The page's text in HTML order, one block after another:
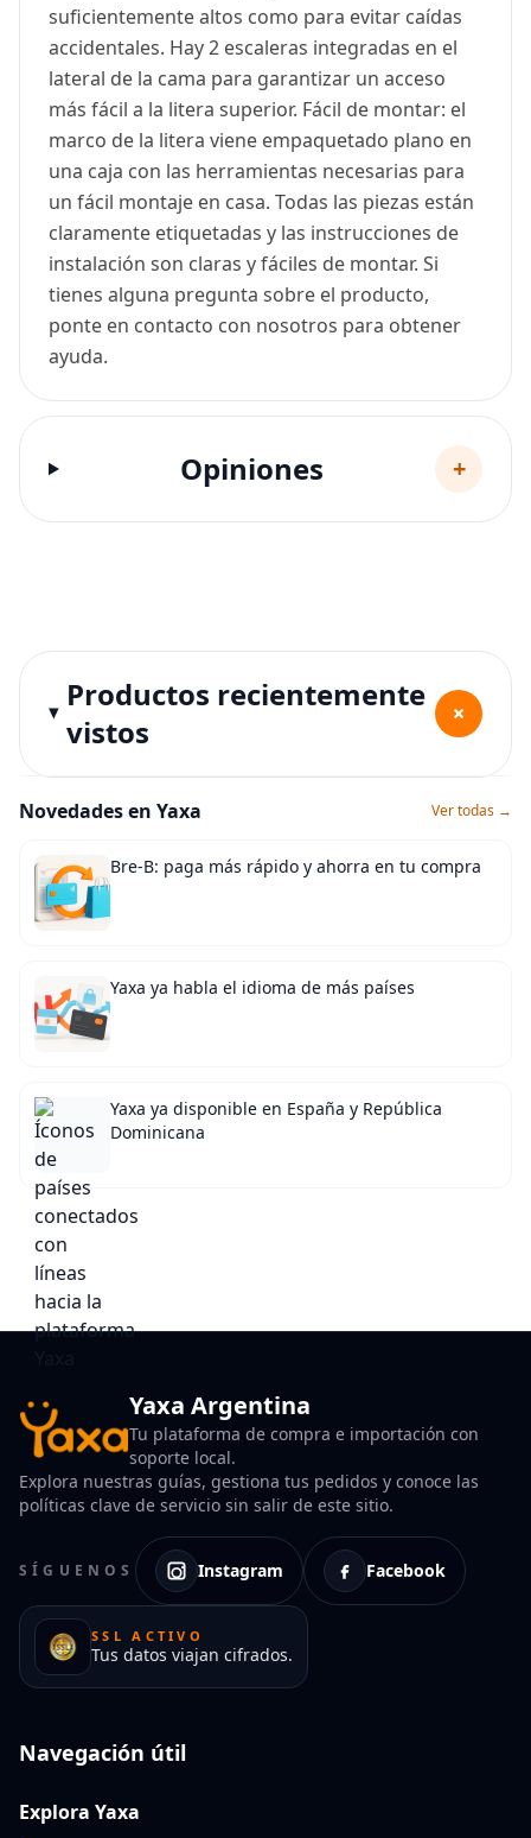
suficientemente altos como para evitar caídas
accidentales. Hay 2 escaleras integradas en el
lateral de la cama para garantizar un acceso
más fácil a la litera superior. Fácil de montar: el
marco de la litera viene empaquetado plano en
una caja con las herramientas necesarias para
un fácil montaje en casa. Todas las piezas están
claramente etiquetadas y las instrucciones de
instalación son claras y fáciles de montar. Si
tienes alguna pregunta sobre el producto,
ponte en contacto con nosotros para obtener
ayuda.
Opiniones +
Productos recientemente
vistos
+
Novedades en Yaxa Ver todas →
Bre-B: paga más rápido y ahorra en tu compra
Yaxa ya habla el idioma de más países
Yaxa ya disponible en España y República
Dominicana
Yaxa Argentina
Tu plataforma de compra e importación con
soporte local.
Explora nuestras guías, gestiona tus pedidos y conoce las
políticas clave de servicio sin salir de este sitio.
SÍGUENOS Instagram Facebook
SSL ACTIVO
Tus datos viajan cifrados.
Navegación útil
Explora Yaxa